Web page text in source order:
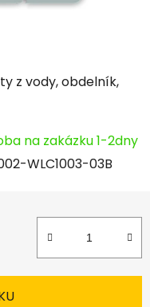
z vody, obdelník,
na zakázku 1-2dny
WLC1003-03B